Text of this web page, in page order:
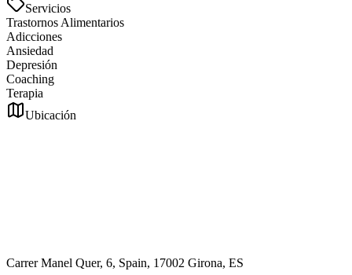
Servicios
Trastornos Alimentarios
Adicciones
Ansiedad
Depresión
Coaching
Terapia
Ubicación
Carrer Manel Quer, 6, Spain, 17002 Girona, ES